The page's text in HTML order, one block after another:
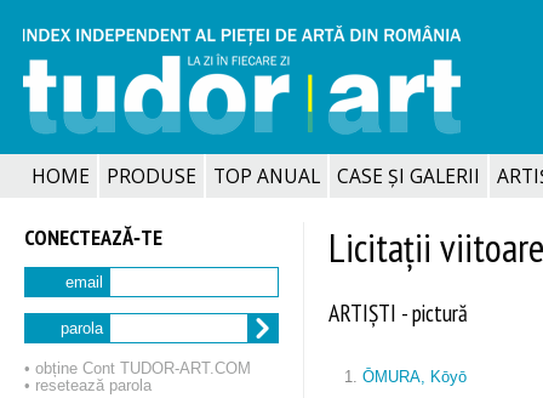
HOME PRODUSE TOP ANUAL CASE ȘI GALERII
CONECTEAZĂ‑TE
email
parola
• obține Cont TUDOR‑ART.COM
• resetează parola
Licitații viitoare
ARTIȘTI - pictură
1. ŌMURA, Kōyō